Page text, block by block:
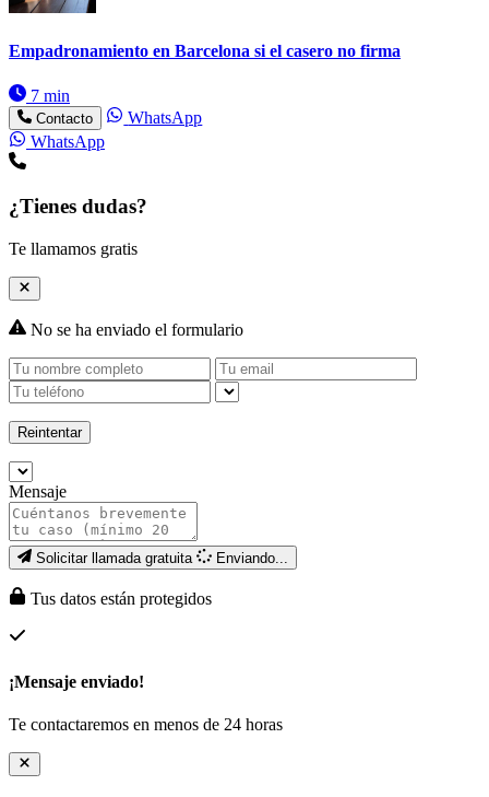
Empadronamiento en Barcelona si el casero no firma
7 min
Contacto
WhatsApp
WhatsApp
¿Tienes dudas?
Te llamamos gratis
No se ha enviado el formulario
Reintentar
Mensaje
Solicitar llamada gratuita Enviando...
Tus datos están protegidos
¡Mensaje enviado!
Te contactaremos en menos de 24 horas